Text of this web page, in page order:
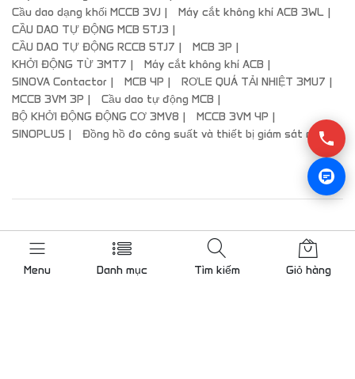
Menu Danh mục Tìm kiếm Giỏ hàng
Cầu dao dạng khối MCCB 3VJ
Máy cắt không khí ACB 3WL
CẦU DAO TỰ ĐỘNG MCB 5TJ3
CẦU DAO TỰ ĐỘNG RCCB 5TJ7
MCB 3P
KHỞI ĐỘNG TỪ 3MT7
Máy cắt không khí ACB
SINOVA Contactor
MCB 4P
RƠLE QUÁ TẢI NHIỆT 3MU7
MCCB 3VM 3P
Cầu dao tự động MCB
BỘ KHỞI ĐỘNG ĐỘNG CƠ 3MV8
MCCB 3VM 4P
SINOPLUS
Đồng hồ đo công suất và thiết bị giám sát mạch
© 2024 LAM.VN | Chuyển nhượng tên miền đẹp
|Approved Partners – Value-Added Resellers |